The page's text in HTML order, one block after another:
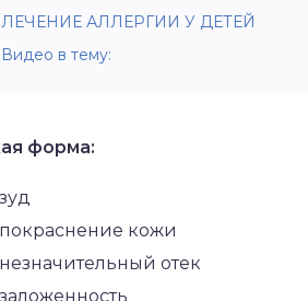
ЛЕЧЕНИЕ АЛЛЕРГИИ У ДЕТЕЙ
Видео в тему:
форма:
зуд
покраснение кожи
незначительный отек
заложенность